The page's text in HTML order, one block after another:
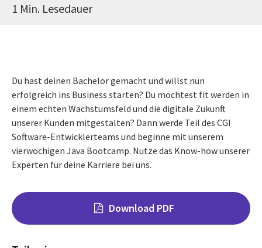
1 Min. Lesedauer
Du hast deinen Bachelor gemacht und willst nun
erfolgreich ins Business starten? Du möchtest fit werden in
einem echten Wachstumsfeld und die digitale Zukunft
unserer Kunden mitgestalten? Dann werde Teil des CGI
Software-Entwicklerteams und beginne mit unserem
vierwöchigen Java Bootcamp. Nutze das Know-how unserer
Experten für deine Karriere bei uns.
Download PDF